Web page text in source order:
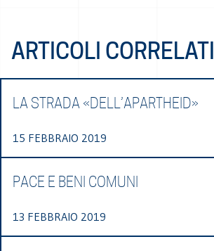
ARTICOLI CORRELATI
LA STRADA «DELL’APARTHEID»
15 FEBBRAIO 2019
PACE E BENI COMUNI
13 FEBBRAIO 2019